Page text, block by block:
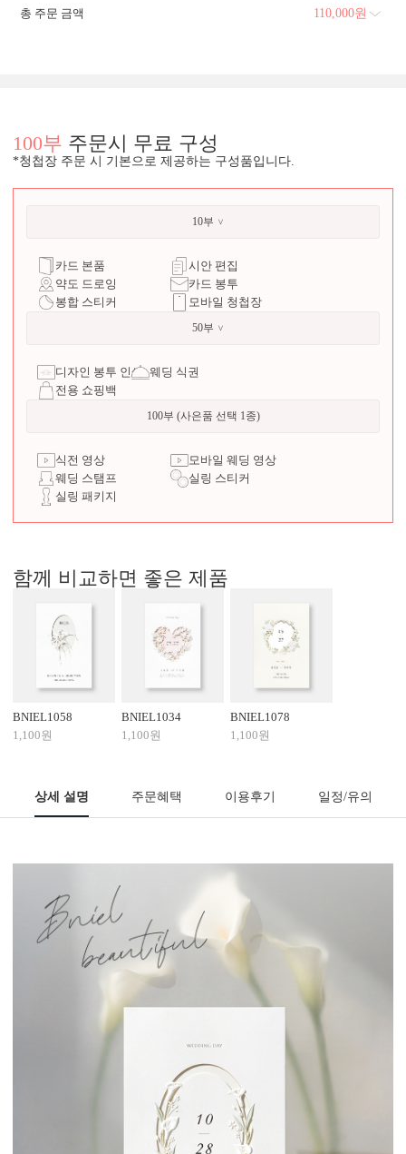
총 주문 금액 110,000원
100부 주문시 무료 구성
*청첩장 주문 시 기본으로 제공하는 구성품입니다.
10부
카드 본품
시안 편집
약도 드로잉
카드 봉투
봉합 스티커
모바일 청첩장
50부
디자인 봉투 인쇄 웨딩 식권
전용 쇼핑백
100부 (사은품 선택 1종)
식전 영상
모바일 웨딩 영상
웨딩 스탬프
실링 스티커
실링 패키지
함께 비교하면 좋은 제품
BNIEL1058
1,100원
BNIEL1034
1,100원
BNIEL1078
1,100원
상세 설명 주문혜택 이용후기 일정/유의